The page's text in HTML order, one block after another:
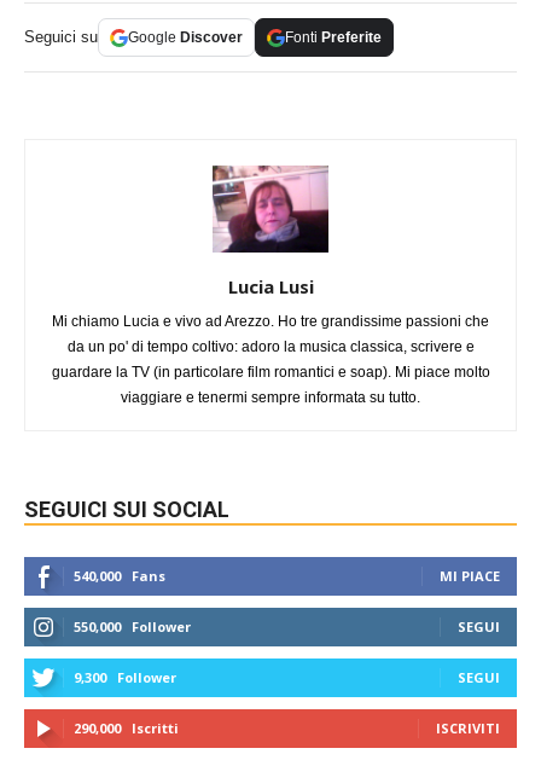
Seguici su Google Discover Fonti Preferite
Lucia Lusi
Mi chiamo Lucia e vivo ad Arezzo. Ho tre grandissime passioni che
da un po' di tempo coltivo: adoro la musica classica, scrivere e
guardare la TV (in particolare film romantici e soap). Mi piace molto
viaggiare e tenermi sempre informata su tutto.
SEGUICI SUI SOCIAL
540,000 Fans MI PIACE
550,000 Follower SEGUI
9,300 Follower SEGUI
290,000 Iscritti ISCRIVITI